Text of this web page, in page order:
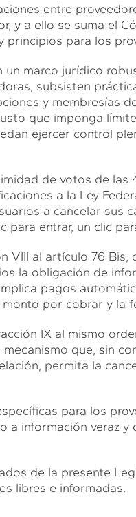
entre
y a ello se suma el
principios para los
un marco jurídico
subsisten
y membresías
que imponga
ejercer control
de votos de las
a la Ley
a cancelar sus
entrar, un clic
VIII al artículo 76
la obligación de
pagos
por cobrar y la
IX al mismo
que, sin
permita la
para los
a información veraz
de la presente
libres e informadas.